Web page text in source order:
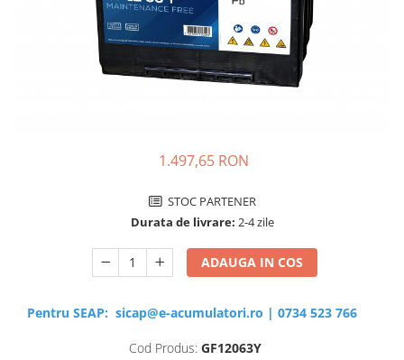
Sisteme de management (BMS)
Redresoare, incarcatoare si testere
Redresoare auto, moto, barci si
1.497,65 RON
STOC PARTENER
Durata de livrare: 2-4 zile
ADAUGA IN COS
Pentru SEAP: sicap@e-acumulatori.ro | 0734 523 766
Cod Produs: GF12063Y